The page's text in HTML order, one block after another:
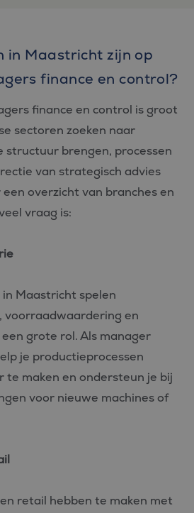
in Maastricht zijn op
finance en control?
finance en control is groot
sectoren zoeken naar
structuur brengen, processen
van strategisch advies
overzicht van branches en
vraag is:
Maastricht spelen
voorraadwaardering en
grote rol. Als manager
je productieprocessen
te maken en ondersteun je bij
voor nieuwe machines of
retail hebben te maken met